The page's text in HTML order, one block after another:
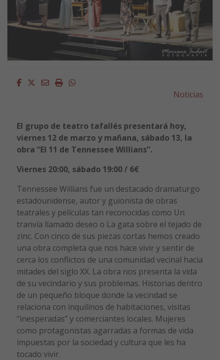
Facebook
Twitter
EmailImprimirWhatsapp
Noticias
El grupo de teatro tafallés presentará hoy,
viernes 12 de marzo y mañana, sábado 13, la
obra “El 11 de Tennessee Willians”.
Viernes 20:00, sábado 19:00 / 6€
Tennessee Willians fue un destacado dramaturgo
estadounidense, autor y guionista de obras
teatrales y películas tan reconocidas como Un
tranvía llamado deseo o La gata sobre el tejado de
zinc. Con cinco de sus piezas cortas hemos creado
una obra completa que nos hace vivir y sentir de
cerca los conflictos de una comunidad vecinal hacia
mitades del siglo XX. La obra nos presenta la vida
de su vecindario y sus problemas. Historias dentro
de un pequeño bloque donde la vecindad se
relaciona con inquilinos de habitaciones, visitas
“inesperadas” y comerciantes locales. Mujeres
como protagonistas agarradas a formas de vida
impuestas por la sociedad y cultura que les ha
tocado vivir.